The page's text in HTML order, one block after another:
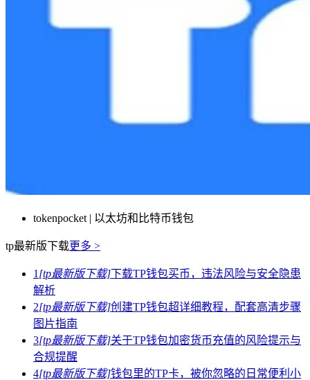
tokenpocket | 以太坊和比特币钱包
tp最新版下载更多 >
1 [tp最新版下载]下载TP钱包买币，违法风险与安全隐患
解析
2[tp最新版下载]创建TP钱包超详细教程，配套高清步骤
图片指南
3[tp最新版下载]关于TP钱包加密货币充值的风险提示与
合规提醒
4[tp最新版下载]钱包里的TP卡，被你忽略的日常便利小